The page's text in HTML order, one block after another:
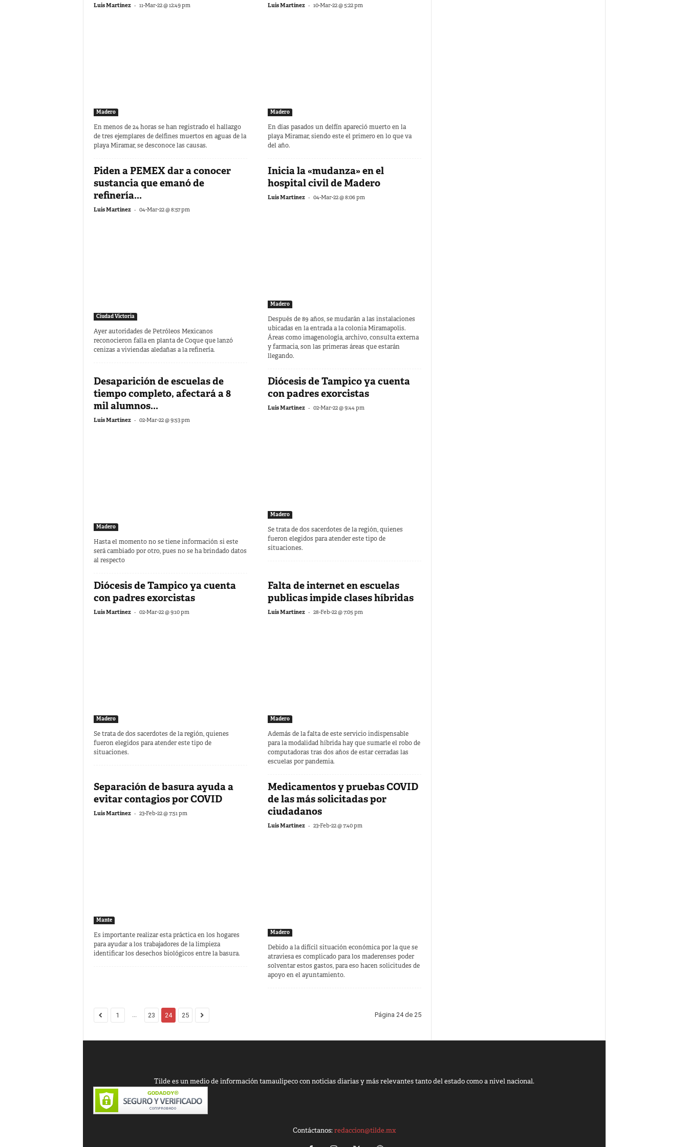
Luis Martínez - 11-Mar-22 @ 12:49 pm
Madero
En menos de 24 horas se han registrado el hallazgo
de tres ejemplares de delfines muertos en aguas de la
playa Miramar, se desconoce las causas.
Luis Martínez - 10-Mar-22 @ 5:22 pm
Madero
En días pasados un delfín apareció muerto en la
playa Miramar, siendo este el primero en lo que va
del año.
Piden a PEMEX dar a conocer
sustancia que emanó de
refinería...
Luis Martínez - 04-Mar-22 @ 8:57 pm
Ciudad Victoria
Ayer autoridades de Petróleos Mexicanos
reconocieron falla en planta de Coque que lanzó
cenizas a viviendas aledañas a la refinería.
Inicia la «mudanza» en el
hospital civil de Madero
Luis Martínez - 04-Mar-22 @ 8:06 pm
Madero
Después de 89 años, se mudarán a las instalaciones
ubicadas en la entrada a la colonia Miramapolis.
Áreas como imagenología, archivo, consulta externa
y farmacia, son las primeras áreas que estarán
llegando.
Desaparición de escuelas de
tiempo completo, afectará a 8
mil alumnos...
Luis Martínez - 02-Mar-22 @ 9:53 pm
Madero
Hasta el momento no se tiene información si este
será cambiado por otro, pues no se ha brindado datos
al respecto
Diócesis de Tampico ya cuenta
con padres exorcistas
Luis Martínez - 02-Mar-22 @ 9:44 pm
Madero
Se trata de dos sacerdotes de la región, quienes
fueron elegidos para atender este tipo de
situaciones.
Diócesis de Tampico ya cuenta
con padres exorcistas
Luis Martínez - 02-Mar-22 @ 9:10 pm
Madero
Se trata de dos sacerdotes de la región, quienes
fueron elegidos para atender este tipo de
situaciones.
Falta de internet en escuelas
publicas impide clases híbridas
Luis Martínez - 28-Feb-22 @ 7:05 pm
Madero
Además de la falta de este servicio indispensable
para la modalidad híbrida hay que sumarle el robo de
computadoras tras dos años de estar cerradas las
escuelas por pandemia.
Separación de basura ayuda a
evitar contagios por COVID
Luis Martínez - 23-Feb-22 @ 7:51 pm
Mante
Es importante realizar esta práctica en los hogares
para ayudar a los trabajadores de la limpieza
identificar los desechos biológicos entre la basura.
Medicamentos y pruebas COVID
de las más solicitadas por
ciudadanos
Luis Martínez - 23-Feb-22 @ 7:40 pm
Madero
Debido a la difícil situación económica por la que se
atraviesa es complicado para los maderenses poder
solventar estos gastos, para eso hacen solicitudes de
apoyo en el ayuntamiento.
1 ... 23 24 25 Página 24 de 25
Tilde es un medio de información tamaulipeco con noticias diarias y más relevantes tanto del estado como a nivel nacional.
Contáctanos:redaccion@tilde.mx